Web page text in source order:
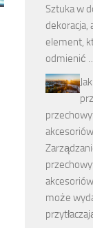
Sztuka w
dekoracja,
element,
odmienić
może